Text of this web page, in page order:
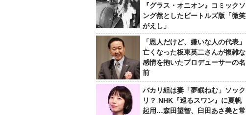
『グラス・オニオン』コミックソ
ング然としたビートルズ版「微笑
がえし」
「恩人だけど、嫌いな人の代表」
亡くなった板東英二さんが複雑な
感情を抱いたプロデューサーの名
前
バカリ組は妻「夢眠ねむ」ソック
リ？ NHK『巡るスワン』に夏帆
起用…森田望智、臼田あさ美と常